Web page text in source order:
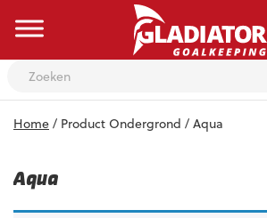
Home/ Product Ondergrond / Aqua
Aqua